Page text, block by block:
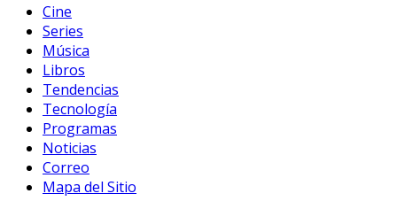
Cine
Series
Música
Libros
Tendencias
Tecnología
Programas
Noticias
Correo
Mapa del Sitio